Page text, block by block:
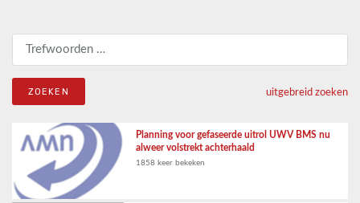
Zoeken naar:
uitgebreid zoeken
Planning voor gefaseerde uitrol UWV BMS nu
alweer volstrekt achterhaald
1858 keer bekeken